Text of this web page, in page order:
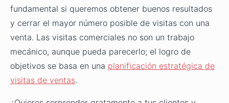
fundamental si queremos obtener buenos resultados
y cerrar el mayor número posible de visitas con una
venta. Las visitas comerciales no son un trabajo
mecánico, aunque pueda parecerlo; el logro de
objetivos se basa en una planificación estratégica de
visitas de ventas.